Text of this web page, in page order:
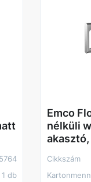
1 db
Emco
nélküli
Cikkszám